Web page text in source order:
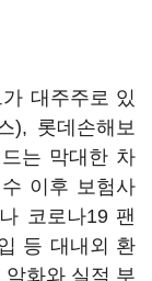
대주주로 있
), 롯데손해보
는 막대한 차
이후 보험사
코로나19 팬
등 대내외 환
화와 실적 부